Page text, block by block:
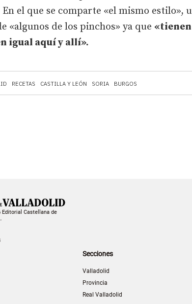
RECETAS CASTILLA Y LEÓN SORIA BURGOS
En el que se comparte «el mismo estilo»,
«algunos de los pinchos» ya que
igual aquí y allí».
Castellana de
Secciones
Valladolid
Provincia
Real Valladolid